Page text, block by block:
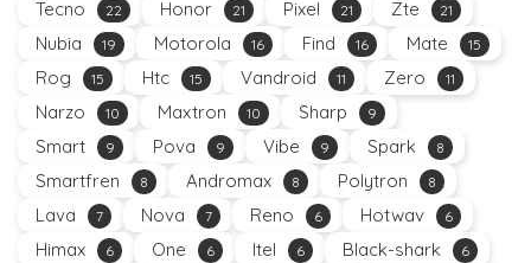
Tecno 22 Honor 21 Pixel 21 Zte 21
Nubia 19 Motorola 16 Find 16 Mate 15
Rog 15 Htc 15 Vandroid 11 Zero 11
Narzo 10 Maxtron 10 Sharp 9
Smart 9 Pova 9 Vibe 9 Spark 8
Smartfren 8 Andromax 8 Polytron 8
Lava 7 Nova 7 Reno 6 Hotwav 6
Himax 6 One 6 Itel 6 Black-shark 6